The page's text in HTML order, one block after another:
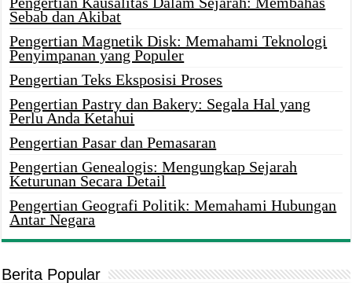
Sebab dan Akibat
Pengertian Magnetik Disk: Memahami Teknologi
Penyimpanan yang Populer
Pengertian Teks Eksposisi Proses
Pengertian Pastry dan Bakery: Segala Hal yang
Perlu Anda Ketahui
Pengertian Pasar dan Pemasaran
Pengertian Genealogis: Mengungkap Sejarah
Keturunan Secara Detail
Pengertian Geografi Politik: Memahami Hubungan
Antar Negara
Berita Popular